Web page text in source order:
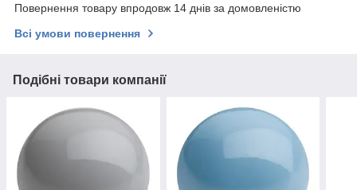
Повернення товару впродовж 14 днів за домовленістю
Всі умови повернення
Подібні товари компанії